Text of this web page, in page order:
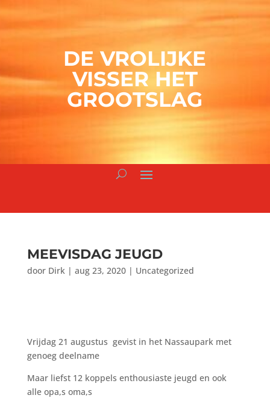
DE VROLIJKE
VISSER HET
GROOTSLAG
MEEVISDAG JEUGD
door Dirk| aug 23, 2020| Uncategorized
Vrijdag 21 augustus gevist in het Nassaupark met
genoeg deelname
Maar liefst 12 koppels enthousiaste jeugd en ook
alle opa,s oma,s